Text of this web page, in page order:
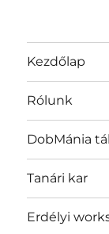
Kezdőlap
Rólunk
DobMánia
Tanári kar
Erdélyi